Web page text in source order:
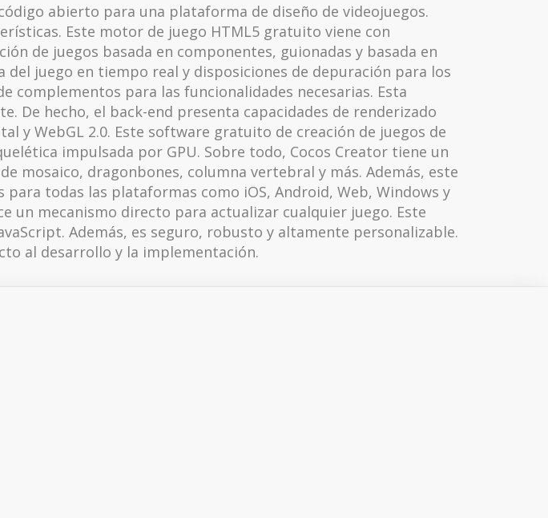
abierto para una plataforma de diseño de videojuegos.
Este motor de juego HTML5 gratuito viene con
de juegos basada en componentes, guionadas y basada en
juego en tiempo real y disposiciones de depuración para los
complementos para las funcionalidades necesarias. Esta
De hecho, el back-end presenta capacidades de renderizado
y WebGL 2.0. Este software gratuito de creación de juegos de
impulsada por GPU. Sobre todo, Cocos Creator tiene un
mosaico, dragonbones, columna vertebral y más. Además, este
todas las plataformas como iOS, Android, Web, Windows y
un mecanismo directo para actualizar cualquier juego. Este
Además, es seguro, robusto y altamente personalizable.
al desarrollo y la implementación.